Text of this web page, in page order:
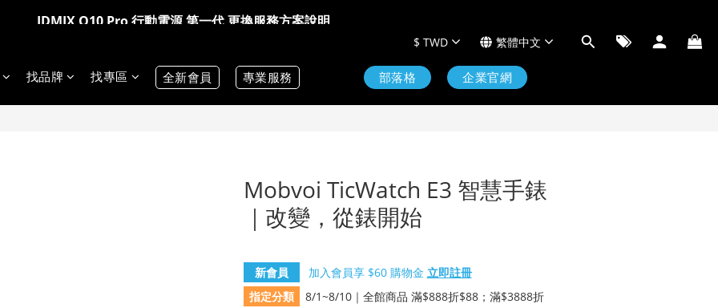
IDMIX Q10 Pro 行動電源 第一代 更換服務方案說明
找品牌 找專區 全新會員 專業服務 部落格 企業官網
$ TWD 繁體中文
IDMIX Q10 Pro 行動電源 第一代 更換服務方案說明
Mobvoi TicWatch E3 智慧手錶
｜改變，從錶開始
新會員 加入會員享 $60 購物金 立即註冊
指定分類
8/1~8/10｜全館商品 滿$888折$88；滿$3888折